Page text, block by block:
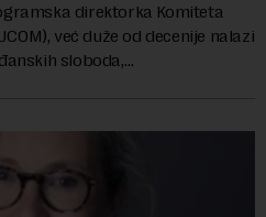
direktorka Komiteta
već duže od decenije nalazi
sloboda,